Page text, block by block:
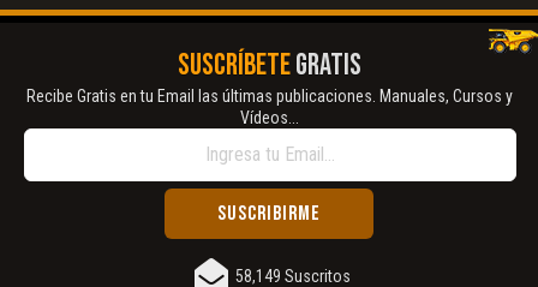
SUSCRÍBETEGRATIS
Recibe Gratis en tu Email las últimas publicaciones. Manuales, Cursos y
Vídeos...
58,149 Suscritos